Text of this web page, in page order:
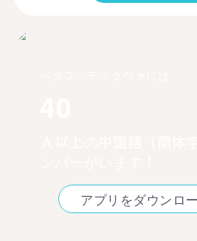
アプリをダウンロ